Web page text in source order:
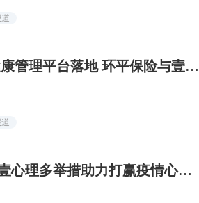
管理平台落地 环平保险与壹心
心理多举措助力打赢疫情心理